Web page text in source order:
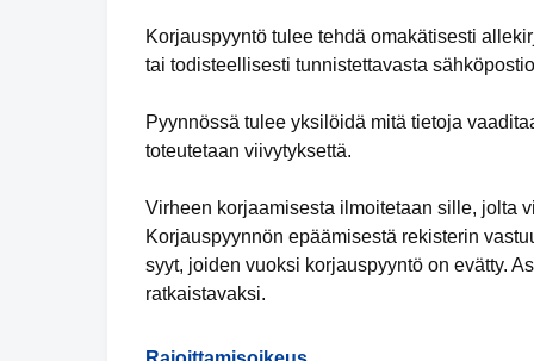
Korjauspyyntö tulee tehdä omakätisesti
tai todisteellisesti tunnistettavasta
Pyynnössä tulee yksilöidä mitä tietoja
toteutetaan viivytyksettä.
Virheen korjaamisesta ilmoitetaan sille, jolta
Korjauspyynnön epäämisestä rekisterin
syyt, joiden vuoksi korjauspyyntö on evätty.
ratkaistavaksi.